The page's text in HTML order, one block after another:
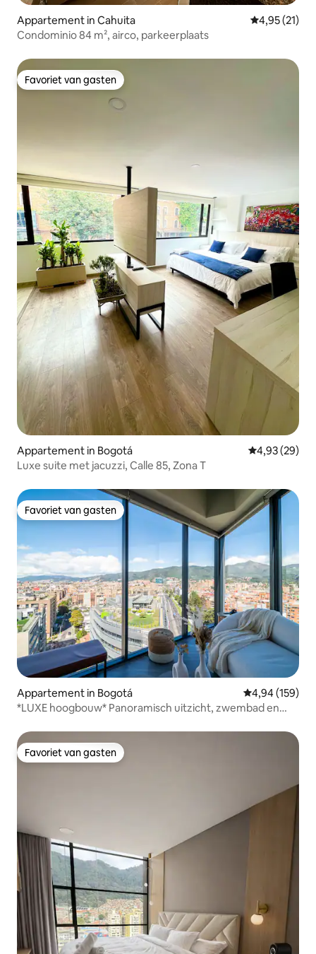
Appartement in Cahuita Gemiddelde
4,95 (21)
Condominio 84 m², airco, parkeerplaats
Favoriet van gasten
Favoriet van gasten
Appartement in Bogotá Gemiddelde
4,93 (29)
Luxe suite met jacuzzi, Calle 85, Zona T
Favoriet van gasten
Favoriet van gasten
Appartement in Bogotá Gemiddelde
4,94 (159)
*LUXE hoogbouw* Panoramisch uitzicht, zwembad en
Favoriet van gasten
Favoriet van gasten